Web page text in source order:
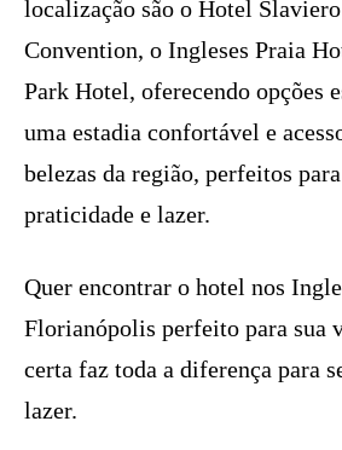
localização são o Hotel
Convention, o Ingleses Praia
Park Hotel, oferecendo opções
uma estadia confortável e
belezas da região, perfeitos
praticidade e lazer.
Quer encontrar o hotel nos
Florianópolis perfeito para sua
certa faz toda a diferença para
lazer.